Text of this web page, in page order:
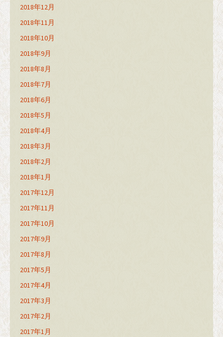
2018年12月
2018年11月
2018年10月
2018年9月
2018年8月
2018年7月
2018年6月
2018年5月
2018年4月
2018年3月
2018年2月
2018年1月
2017年12月
2017年11月
2017年10月
2017年9月
2017年8月
2017年5月
2017年4月
2017年3月
2017年2月
2017年1月